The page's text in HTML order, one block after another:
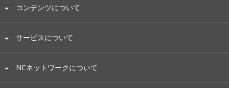
コンテンツについて
サービスについて
NCネットワークについて